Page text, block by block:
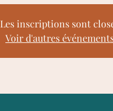
Les inscriptions sont
Voir d'autres